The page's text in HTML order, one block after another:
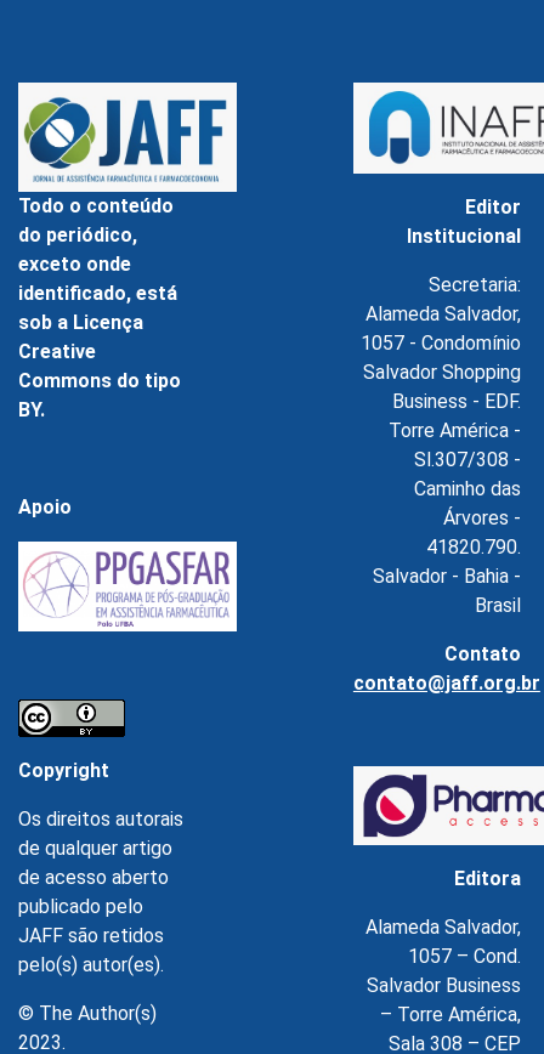
Todo o conteúdo
do periódico,
exceto onde
identificado, está
sob a Licença
Creative
Commons do tipo
BY.
Apoio
Copyright
Os direitos autorais
de qualquer artigo
de acesso aberto
publicado pelo
JAFF são retidos
pelo(s) autor(es).
© The Author(s)
2023.
Editor
Institucional
Secretaria:
Alameda Salvador,
1057 - Condomínio
Salvador Shopping
Business - EDF.
Torre América -
Sl.307/308 -
Caminho das
Árvores -
41820.790.
Salvador - Bahia -
Brasil
Contato
contato@jaff.org.br
Editora
Alameda Salvador,
1057 – Cond.
Salvador Business
– Torre América,
Sala 308 – CEP